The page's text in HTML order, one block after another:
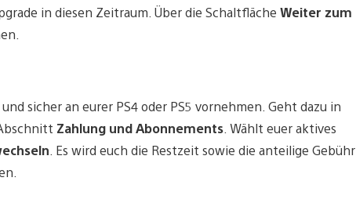
in diesen Zeitraum. Über die Schaltfläche Weiter zum
sicher an eurer PS4 oder PS5 vornehmen. Geht dazu in
Zahlung und Abonnements. Wählt euer aktives
. Es wird euch die Restzeit sowie die anteilige Gebühr